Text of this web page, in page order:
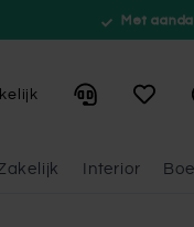
Met
Interior